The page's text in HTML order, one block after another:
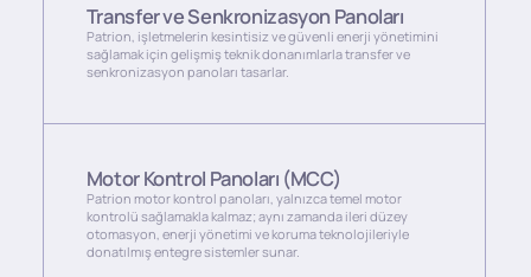
Transfer ve Senkronizasyon Panoları
Patrion, işletmelerin kesintisiz ve güvenli enerji yönetimini
sağlamak için gelişmiş teknik donanımlarla transfer ve
senkronizasyon panoları tasarlar.
Motor Kontrol Panoları (MCC)
Patrion motor kontrol panoları, yalnızca temel motor
kontrolü sağlamakla kalmaz; aynı zamanda ileri düzey
otomasyon, enerji yönetimi ve koruma teknolojileriyle
donatılmış entegre sistemler sunar.